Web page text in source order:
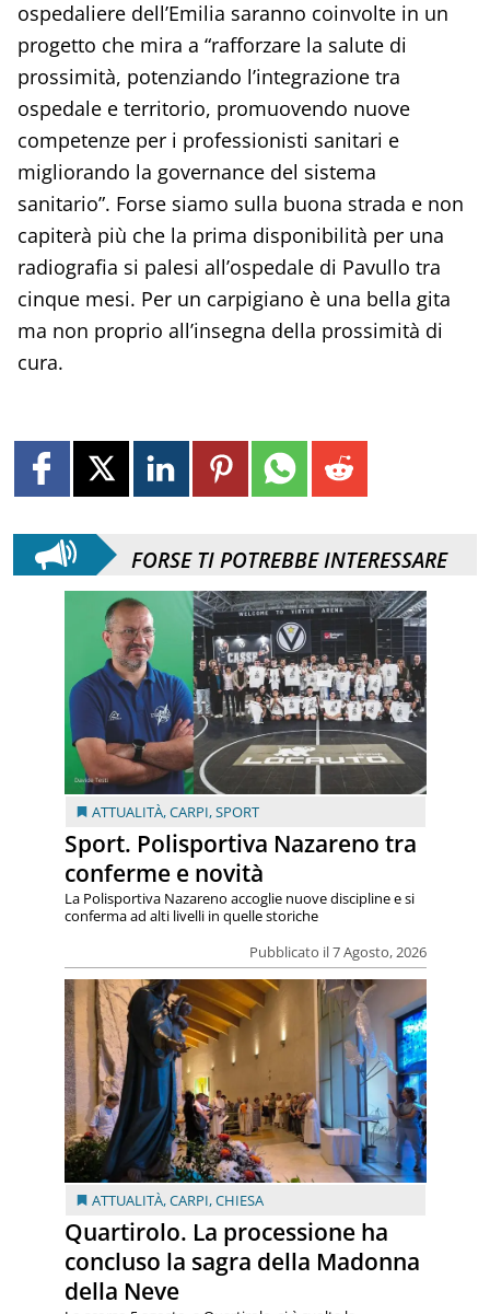
ospedaliere dell’Emilia saranno coinvolte in un
progetto che mira a “rafforzare la salute di
prossimità, potenziando l’integrazione tra
ospedale e territorio, promuovendo nuove
competenze per i professionisti sanitari e
migliorando la governance del sistema
sanitario”. Forse siamo sulla buona strada e non
capiterà più che la prima disponibilità per una
radiografia si palesi all’ospedale di Pavullo tra
cinque mesi. Per un carpigiano è una bella gita
ma non proprio all’insegna della prossimità di
cura.
FORSE TI POTREBBE INTERESSARE
ATTUALITÀ,CARPI,SPORT
Sport. Polisportiva Nazareno tra
conferme e novità
Pubblicato il 7 Agosto, 2026
La Polisportiva Nazareno accoglie nuove discipline e si
conferma ad alti livelli in quelle storiche
ATTUALITÀ,CARPI,CHIESA
Quartirolo. La processione ha
concluso la sagra della Madonna
della Neve